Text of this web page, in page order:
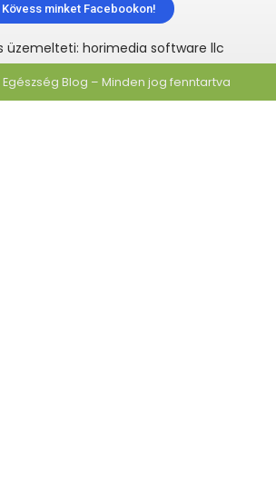
Kövess minket Facebookon!
üzemelteti: horimedia software llc
Blog – Minden jog fenntartva